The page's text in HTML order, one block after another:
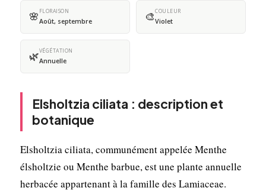
🌸 FLORAISON
Août, septembre 🎨COULEUR
Violet
🌿VÉGÉTATION
Annuelle
Elsholtzia ciliata : description et
botanique
Elsholtzia ciliata, communément appelée Menthe
élsholtzie ou Menthe barbue, est une plante annuelle
herbacée appartenant à la famille des Lamiaceae.